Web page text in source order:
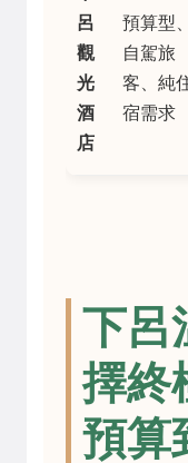
呂
觀
光
酒
店
預算型、
自駕旅
客、純
宿需求
下呂
擇終
預算